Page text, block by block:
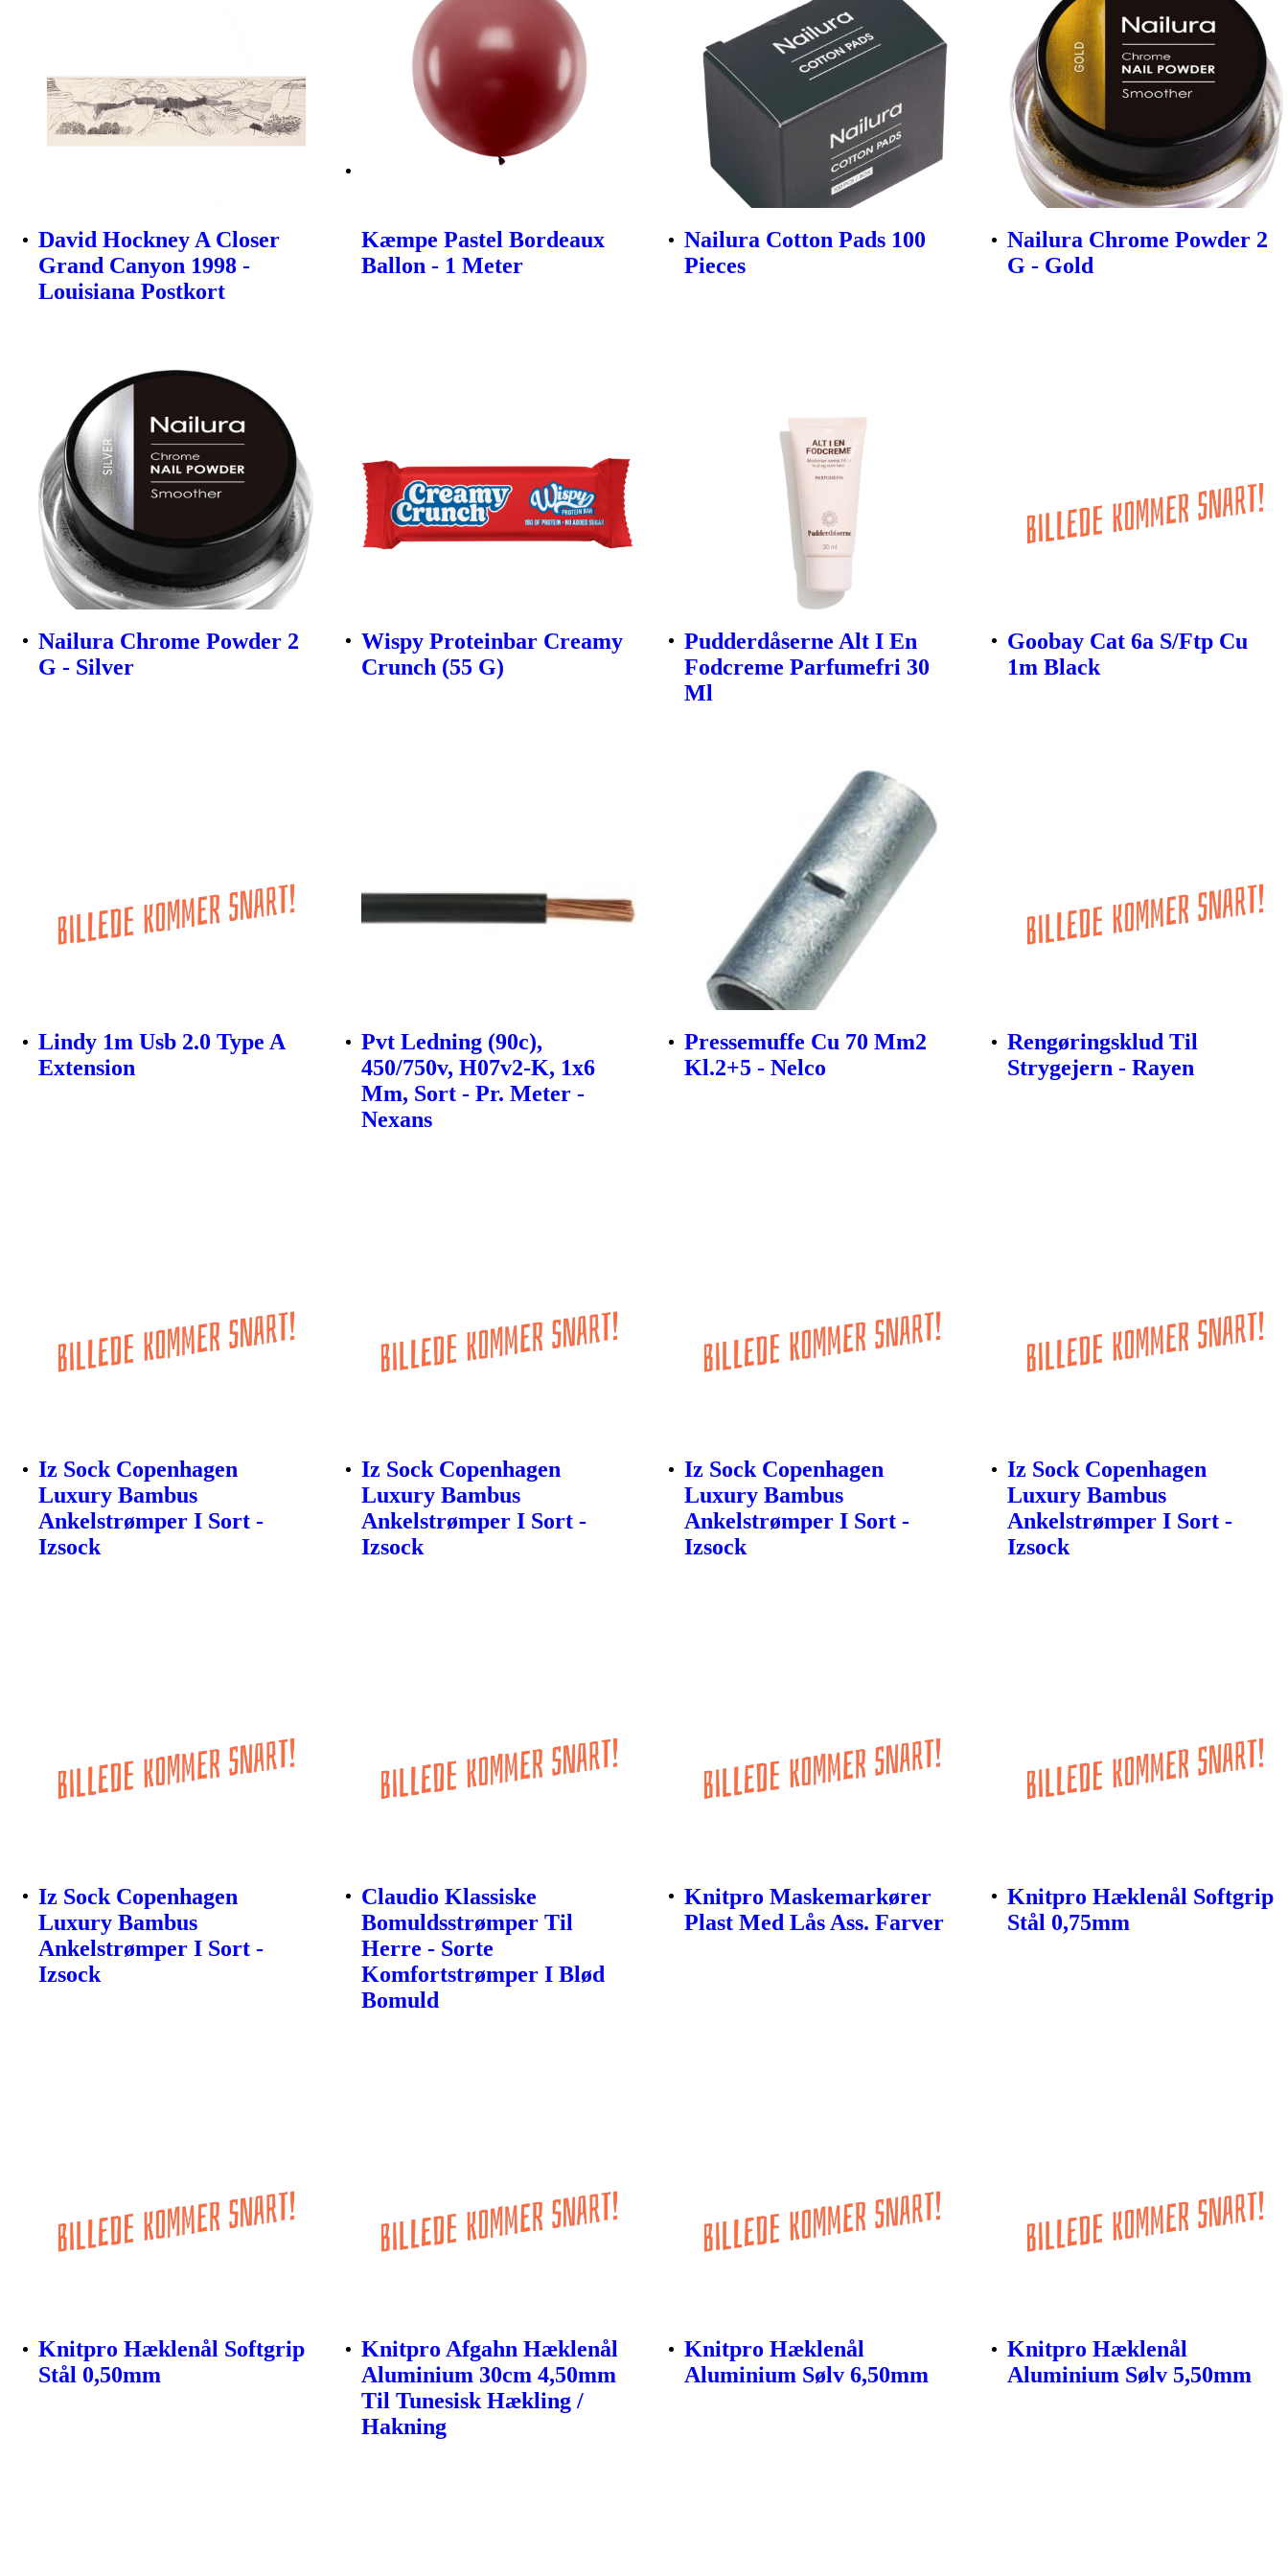
David Hockney A Closer
Grand Canyon 1998 -
Louisiana Postkort
Kæmpe Pastel Bordeaux
Ballon - 1 Meter
Nailura Cotton Pads 100
Pieces
Nailura Chrome Powder 2
G - Gold
Nailura Chrome Powder 2
G - Silver
Wispy Proteinbar Creamy
Crunch (55 G)
Pudderdåserne Alt I En
Fodcreme Parfumefri 30
Ml
Goobay Cat 6a S/Ftp Cu
1m Black
Lindy 1m Usb 2.0 Type A
Extension
Pvt Ledning (90c),
450/750v, H07v2-K, 1x6
Mm, Sort - Pr. Meter -
Nexans
Pressemuffe Cu 70 Mm2
Kl.2+5 - Nelco
Rengøringsklud Til
Strygejern - Rayen
Iz Sock Copenhagen
Luxury Bambus
Ankelstrømper I Sort -
Izsock
Iz Sock Copenhagen
Luxury Bambus
Ankelstrømper I Sort -
Izsock
Iz Sock Copenhagen
Luxury Bambus
Ankelstrømper I Sort -
Izsock
Iz Sock Copenhagen
Luxury Bambus
Ankelstrømper I Sort -
Izsock
Iz Sock Copenhagen
Luxury Bambus
Ankelstrømper I Sort -
Izsock
Claudio Klassiske
Bomuldsstrømper Til
Herre - Sorte
Komfortstrømper I Blød
Bomuld
Knitpro Maskemarkører
Plast Med Lås Ass. Farver
Knitpro Hæklenål Softgrip
Stål 0,75mm
Knitpro Hæklenål Softgrip
Stål 0,50mm
Knitpro Afgahn Hæklenål
Aluminium 30cm 4,50mm
Til Tunesisk Hækling /
Hakning
Knitpro Hæklenål
Aluminium Sølv 6,50mm
Knitpro Hæklenål
Aluminium Sølv 5,50mm